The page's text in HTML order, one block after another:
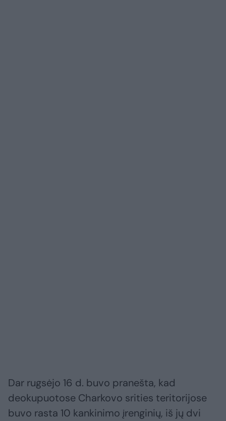
Dar rugsėjo 16 d. buvo pranešta, kad
deokupuotose Charkovo srities teritorijose
buvo rasta 10 kankinimo įrenginių, iš jų dvi